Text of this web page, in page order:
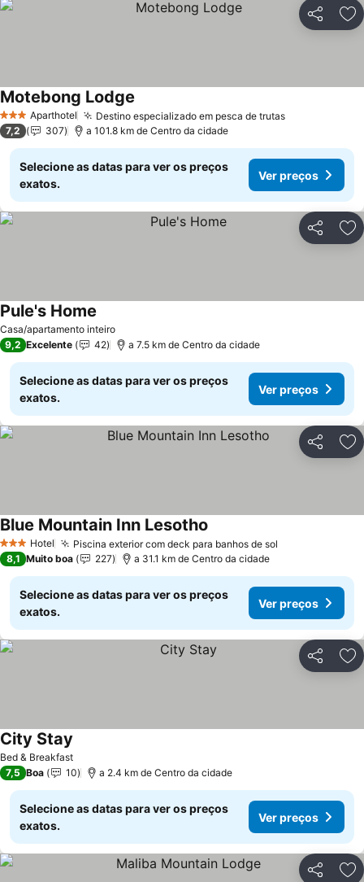
Partilhar
3 EstrelasAparthotel Destino especializado em pesca de trutas
Motebong Lodge
7,2 307 a 101.8 km de Centro da cidade
Selecione as datas para ver os preços
exatos.
Ver preços
Partilhar
Casa/apartamento inteiro
Pule's Home
9,2 Excelente 42 a 7.5 km de Centro da cidade
Selecione as datas para ver os preços
exatos.
Ver preços
Partilhar
3 EstrelasHotel Piscina exterior com deck para banhos de sol
Blue Mountain Inn Lesotho
8,1 Muito boa 227 a 31.1 km de Centro da cidade
Selecione as datas para ver os preços
exatos.
Ver preços
Partilhar
Bed & Breakfast
City Stay
7,5 Boa 10 a 2.4 km de Centro da cidade
Selecione as datas para ver os preços
exatos.
Ver preços
Partilhar